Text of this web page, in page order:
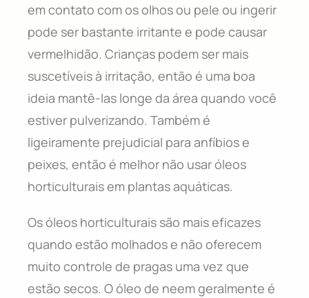
em contato com os olhos ou pele ou ingerir
pode ser bastante irritante e pode causar
vermelhidão. Crianças podem ser mais
suscetíveis à irritação, então é uma boa
ideia mantê-las longe da área quando você
estiver pulverizando. Também é
ligeiramente prejudicial para anfíbios e
peixes, então é melhor não usar óleos
horticulturais em plantas aquáticas.
Os óleos horticulturais são mais eficazes
quando estão molhados e não oferecem
muito controle de pragas uma vez que
estão secos. O óleo de neem geralmente é